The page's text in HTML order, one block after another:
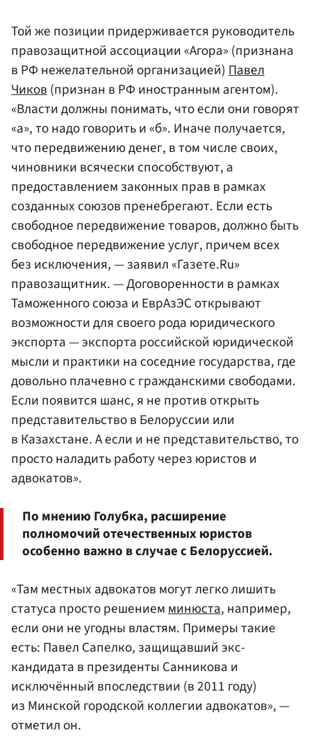
Той же позиции придерживается руководитель
правозащитной ассоциации «Агора» (признана
в РФ нежелательной организацией)Павел
Чиков(признан в РФ иностранным агентом).
«Власти должны понимать, что если они говорят
«а», то надо говорить и «б». Иначе получается,
что передвижению денег, в том числе своих,
чиновники всячески способствуют, а
предоставлением законных прав в рамках
созданных союзов пренебрегают. Если есть
свободное передвижение товаров, должно быть
свободное передвижение услуг, причем всех
без исключения, — заявил «Газете.Ru»
правозащитник. — Договоренности в рамках
Таможенного союза и ЕврАзЭС открывают
возможности для своего рода юридического
экспорта — экспорта российской юридической
мысли и практики на соседние государства, где
довольно плачевно с гражданскими свободами.
Если появится шанс, я не против открыть
представительство в Белоруссии или
в Казахстане. А если и не представительство, то
просто наладить работу через юристов и
адвокатов».
По мнению Голубка, расширение
полномочий отечественных юристов
особенно важно в случае с Белоруссией.
«Там местных адвокатов могут легко лишить
статуса просто решениемминюста, например,
если они не угодны властям. Примеры такие
есть: Павел Сапелко, защищавший экс-
кандидата в президенты Санникова и
исключённый впоследствии (в 2011 году)
из Минской городской коллегии адвокатов», —
отметил он.